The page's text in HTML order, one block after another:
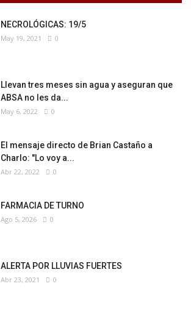
NECROLÓGICAS: 19/5
May 19, 2021 0
Llevan tres meses sin agua y aseguran que
ABSA no les da...
May 6, 2022 0
El mensaje directo de Brian Castaño a
Charlo: "Lo voy a...
Abr 22, 2022 0
FARMACIA DE TURNO
Ago 5, 2026 0
ALERTA POR LLUVIAS FUERTES
Abr 23, 2021 0